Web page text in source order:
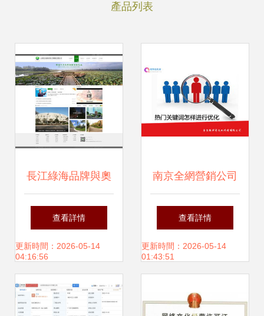
產品列表
長江綠海品牌與奧
遠科技 云南網站建
設的數字化浪潮與
文化創新
查看詳情
更新時間：2026-05-14
04:16:56
南京全網營銷公司
哪家好 企業如何抓
住消費者痛點做好
查看詳情
更新時間：2026-05-14
01:43:51